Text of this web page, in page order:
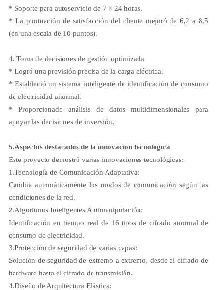
* Soporte para autoservicio de 7 × 24 horas.
* La puntuación de satisfacción del cliente mejoró de 6,2 a 8,5
(en una escala de 10 puntos).
4. Toma de decisiones de gestión optimizada
* Logró una previsión precisa de la carga eléctrica.
* Estableció un sistema inteligente de identificación de consumo
de electricidad anormal.
* Proporcionado análisis de datos multidimensionales para
apoyar las decisiones de inversión.
5.Aspectos destacados de la innovación tecnológica
Este proyecto demostró varias innovaciones tecnológicas:
1.Tecnología de Comunicación Adaptativa:
Cambia automáticamente los modos de comunicación según las
condiciones de la red.
2.Algoritmos Inteligentes Antimanipulación:
Identificación en tiempo real de 16 tipos de cifrado anormal de
consumo de electricidad.
3.Protección de seguridad de varias capas:
Solución de seguridad de extremo a extremo, desde el cifrado de
hardware hasta el cifrado de transmisión.
4.Diseño de Arquitectura Elástica: